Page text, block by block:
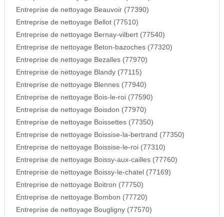
Entreprise de nettoyage Beauvoir (77390)
Entreprise de nettoyage Bellot (77510)
Entreprise de nettoyage Bernay-vilbert (77540)
Entreprise de nettoyage Beton-bazoches (77320)
Entreprise de nettoyage Bezalles (77970)
Entreprise de nettoyage Blandy (77115)
Entreprise de nettoyage Blennes (77940)
Entreprise de nettoyage Bois-le-roi (77590)
Entreprise de nettoyage Boisdon (77970)
Entreprise de nettoyage Boissettes (77350)
Entreprise de nettoyage Boissise-la-bertrand (77350)
Entreprise de nettoyage Boissise-le-roi (77310)
Entreprise de nettoyage Boissy-aux-cailles (77760)
Entreprise de nettoyage Boissy-le-chatel (77169)
Entreprise de nettoyage Boitron (77750)
Entreprise de nettoyage Bombon (77720)
Entreprise de nettoyage Bougligny (77570)